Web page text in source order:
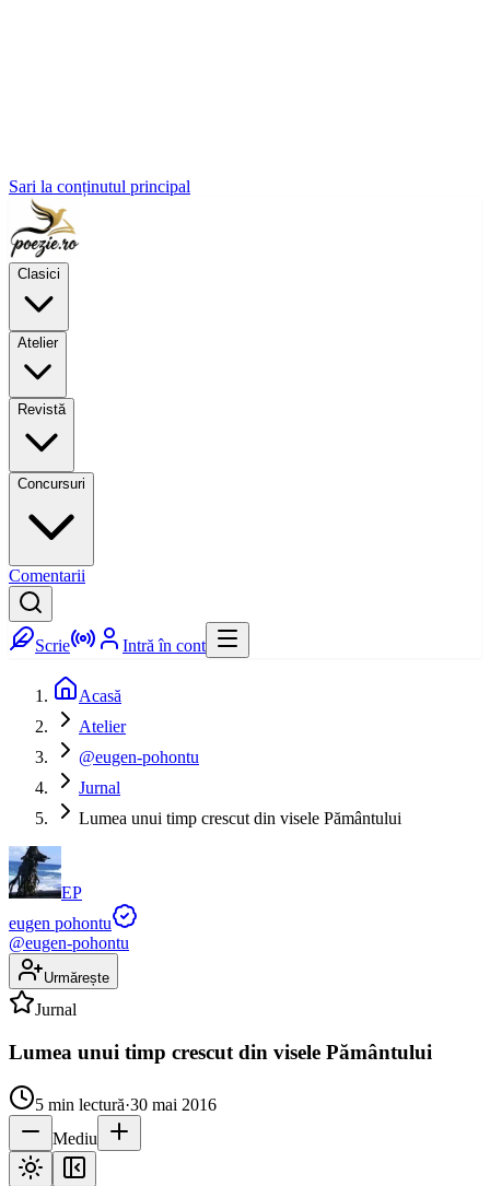
Sari la conținutul principal
Clasici
Atelier
Revistă
Concursuri
Comentarii
Scrie Intră în cont
Acasă
Atelier
@eugen-pohontu
Jurnal
Lumea unui timp crescut din visele Pământului
EP
eugen pohontu
@eugen-pohontu
Urmărește
Jurnal
Lumea unui timp crescut din visele Pământului
5 min lectură·30 mai 2016
Mediu